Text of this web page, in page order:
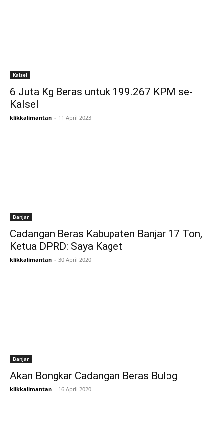
Kalsel
6 Juta Kg Beras untuk 199.267 KPM se-
Kalsel
klikkalimantan - 11 April 2023
Banjar
Cadangan Beras Kabupaten Banjar 17 Ton,
Ketua DPRD: Saya Kaget
klikkalimantan - 30 April 2020
Banjar
Akan Bongkar Cadangan Beras Bulog
klikkalimantan - 16 April 2020